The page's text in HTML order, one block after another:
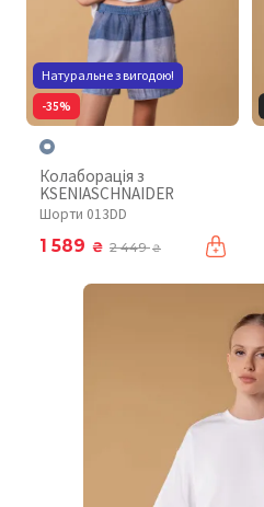
Натуральне з вигодою!
-35%
Колаборація з
KSENIASCHNAIDER
Шорти 013DD
1 589 ₴ 2 449₴